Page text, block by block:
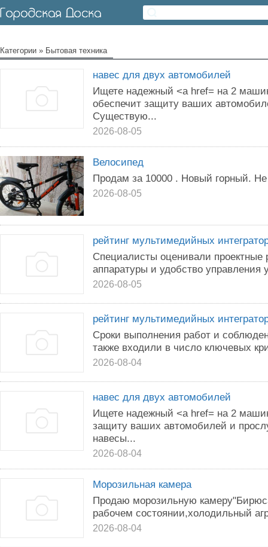
Категории » Бытовая техника
навес для двух автомобилей
Ищете надежный <a href= на 2
обеспечит защиту ваших
Существую...
2026-08-05
Велосипед
Продам за 10000 . Новый горный.
2026-08-05
рейтинг мультимедийных
Специалисты оценивали проектные
аппаратуры и удобство
2026-08-05
рейтинг мультимедийных
Сроки выполнения работ и
также входили в число ключевых
2026-08-04
навес для двух автомобилей
Ищете надежный <a href= на 2
защиту ваших автомобилей и
навесы...
2026-08-04
Морозильная камера
Продаю морозильную
рабочем состоянии,холодильный
2026-08-04